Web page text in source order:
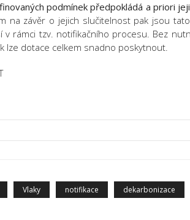
podmínek předpokládá a priori
na závěr o jejich slučitelnost pak jsou
v rámci tzv. notifikačního procesu. Bez
dotace celkem snadno poskytnout.
Vlaky notifikace dekarbonizace